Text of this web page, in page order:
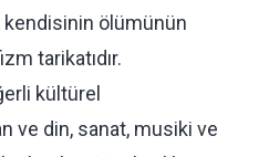
ölümünün
tarikatıdır.
kültürel
ve din, sanat, musiki ve